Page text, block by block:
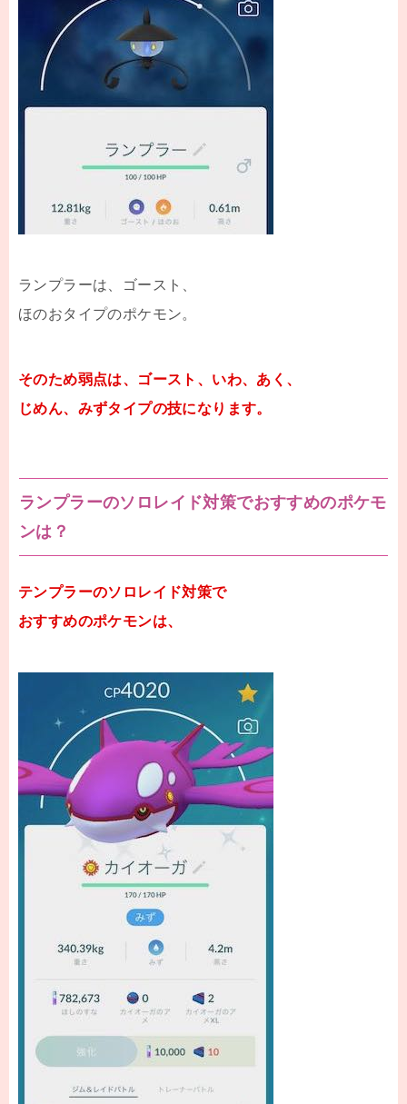
ランプラーは、ゴースト、
ほのおタイプのポケモン。
そのため弱点は、ゴースト、いわ、あく、
じめん、みずタイプの技になります。
ランプラーのソロレイド対策でおすすめのポケモ
ンは？
テンプラーのソロレイド対策で
おすすめのポケモンは、